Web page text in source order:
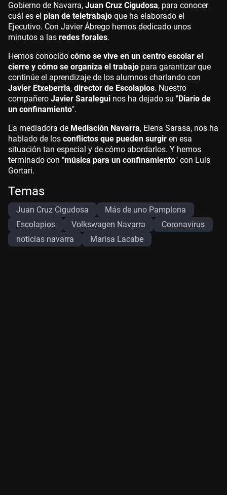
Gobierno de Navarra, Juan Cruz Cigudosa, para conocer
cuál es el plan de teletrabajo que ha elaborado el
Ejecutivo. Con Javier Ábrego hemos dedicado unos
minutos a las redes forales.
Hemos conocido cómo se vive en un centro escolar el
cierre y cómo se organiza el trabajo para garantizar que
continúe el aprendizaje de los alumnos charlando con
Javier Etxeberria, director de Escolapios. Nuestro
compañero Javier Saralegui nos ha dejado su "Diario de
un confinamiento".
La mediadora de Mediación Navarra, Elena Sarasa, nos ha
hablado de los conflictos que pueden surgir en esa
situación tan especial y de cómo abordarlos. Y hemos
terminado con "música para un confinamiento" con Luis
Gortari.
Temas
Juan Cruz Cigudosa
Más de uno Pamplona
Escolapios
Volkswagen Navarra
Coronavirus
noticias navarra
Marisa Lacabe